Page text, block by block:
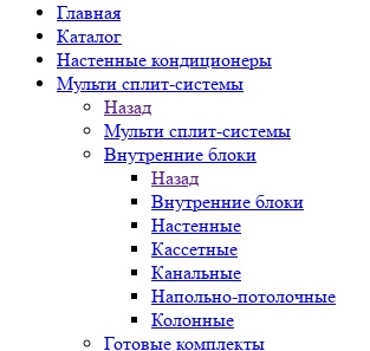
Главная
Каталог
Настенные кондиционеры
Мульти сплит-системы
Назад
Мульти сплит-системы
Внутренние блоки
Назад
Внутренние блоки
Настенные
Кассетные
Канальные
Напольно-потолочные
Колонные
Готовые комплекты